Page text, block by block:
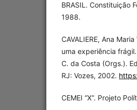
BRASIL. Constituição
1988.
CAVALIERE, Ana
uma experiência frágil.
C. da Costa (Orgs.).
RJ: Vozes, 2002.
CEMEI “X”. Projeto